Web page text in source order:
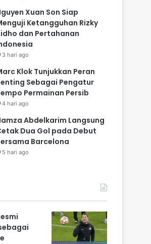
Xuan Son Siap
Ketangguhan Rizky
dan Pertahanan
3 hari ago
Klok Tunjukkan Peran
Sebagai Pengatur
Permainan Persib
4 hari ago
Abdelkarim Langsung
Dua Gol pada Debut
Barcelona
5 hari ago